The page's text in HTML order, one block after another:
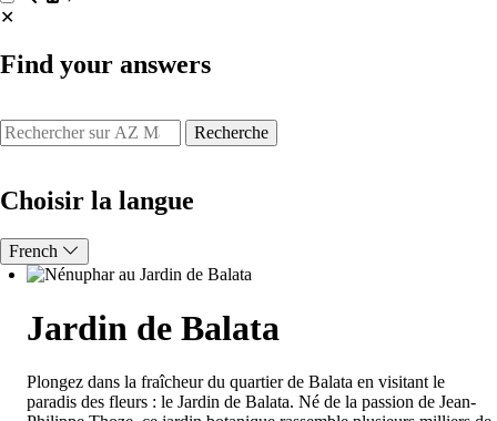
✕
Find your answers
Recherche
Choisir la langue
French
Jardin de Balata
Plongez dans la fraîcheur du quartier de Balata en visitant le
paradis des fleurs : le Jardin de Balata. Né de la passion de Jean-